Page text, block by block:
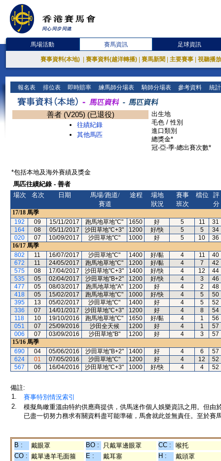
馬場活動 賽馬資訊 足球資訊
賽事資料(本地) 賽事資料(越洋轉播) 賽馬新聞 主要賽事 視聽播
報名表 排位表 即時賠率 練馬師分場表 騎師分場表 參考資料 統
善者 (V205) (已退役)
往績紀錄
其他馬匹
出生地
毛色 / 性別
進口類別
總獎金*
冠-亞-季-總出賽次數*
*包括本地及海外賽績及獎金
馬匹往績紀錄 - 善者
場次
名次 日期
馬場/跑道/
賽道
途程
場地
狀況
賽事
班次
檔位
評
分
17/18 馬季
192
09 15/11/2017 跑馬地草地"C" 1650 好 5 11
31
164
08 05/11/2017 沙田草地"C+3" 1200 好/快 5 5
34
020
07 10/09/2017 沙田草地"C" 1000 好 5 10
36
16/17 馬季
802
11 16/07/2017 沙田草地"C" 1400 好/黏 4 11
40
672
11 24/05/2017 跑馬地草地"C" 1200 好/黏 4 7
42
575
08 17/04/2017 沙田草地"C+3" 1400 好/快 4 12
44
535
05 02/04/2017 沙田草地"B+2" 1200 好/快 4 3
46
477
05 08/03/2017 跑馬地草地"A" 1200 好 4 2
48
418
05 15/02/2017 跑馬地草地"C" 1000 好/快 4 5
50
395
13 05/02/2017 沙田草地"C" 1400 好 4 5
52
336
07 14/01/2017 沙田草地"C+3" 1200 好 4 8
54
118
10 19/10/2016 跑馬地草地"C" 1650 好/黏 4 1
56
051
07 25/09/2016 沙田全天候 1200 好 4 1
57
006
07 03/09/2016 沙田草地"B" 1200 好 4 3
57
15/16 馬季
690
04 05/06/2016 沙田草地"B+2" 1400 好 4 6
57
624
01 07/05/2016 沙田草地"C" 1200 好 4 12
52
567
06 16/04/2016 沙田草地"C+3" 1000 好/快 4 4 52
備註:
1.
賽事特別情況索引
2.
模擬鳥瞰重溫由特約供應商提供，供馬迷作個人娛樂資訊之用。但
已盡一切努力務求有關資料盡可能準確，馬會就此並無責任。至於賽
B : 戴眼罩 BO : 只戴單邊眼罩 CC :
喉托
CO : 戴單邊羊毛面箍 E : 戴耳塞 H :
戴頭罩